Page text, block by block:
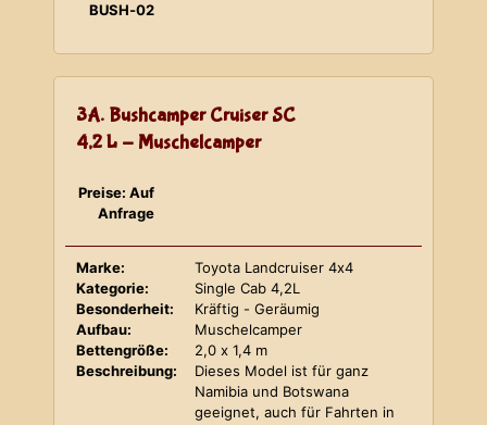
BUSH-02
3A. Bushcamper Cruiser SC
4,2 L - Muschelcamper
Preise: Auf
Anfrage
Marke:
Toyota Landcruiser 4x4
Kategorie:
Single Cab 4,2L
Besonderheit:
Kräftig - Geräumig
Aufbau:
Muschelcamper
Bettengröße:
2,0 x 1,4 m
Beschreibung:
Dieses Model ist für ganz
Namibia und Botswana
geeignet, auch für Fahrten in